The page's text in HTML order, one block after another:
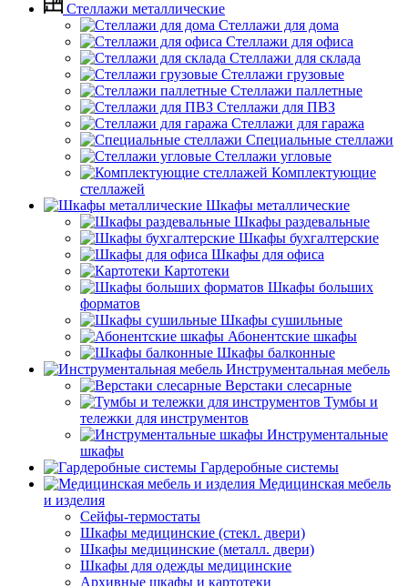
Стеллажи металлические
Стеллажи для дома
Стеллажи для офиса
Стеллажи для склада
Стеллажи грузовые
Стеллажи паллетные
Стеллажи для ПВЗ
Стеллажи для гаража
Специальные стеллажи
Стеллажи угловые
Комплектующие
стеллажей
Шкафы металлические
Шкафы раздевальные
Шкафы бухгалтерские
Шкафы для офиса
Картотеки
Шкафы больших
форматов
Шкафы сушильные
Абонентские шкафы
Шкафы балконные
Инструментальная мебель
Верстаки слесарные
Тумбы и
тележки для инструментов
Инструментальные
шкафы
Гардеробные системы
Медицинская мебель
и изделия
Сейфы-термостаты
Шкафы медицинские (стекл. двери)
Шкафы медицинские (металл. двери)
Шкафы для одежды медицинские
Архивные шкафы и картотеки